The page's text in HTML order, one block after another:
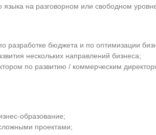
языка на разговорном или свободном
разработке бюджета и по оптимизации
нескольких направлений бизнеса;
по развитию / коммерческим
образование;
проектами;